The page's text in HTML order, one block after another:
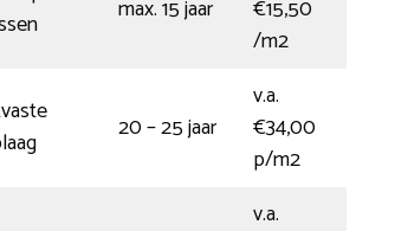
max. 15 jaar
€15,50
/m2
20 – 25 jaar
v.a.
€34,00
p/m2
v.a.